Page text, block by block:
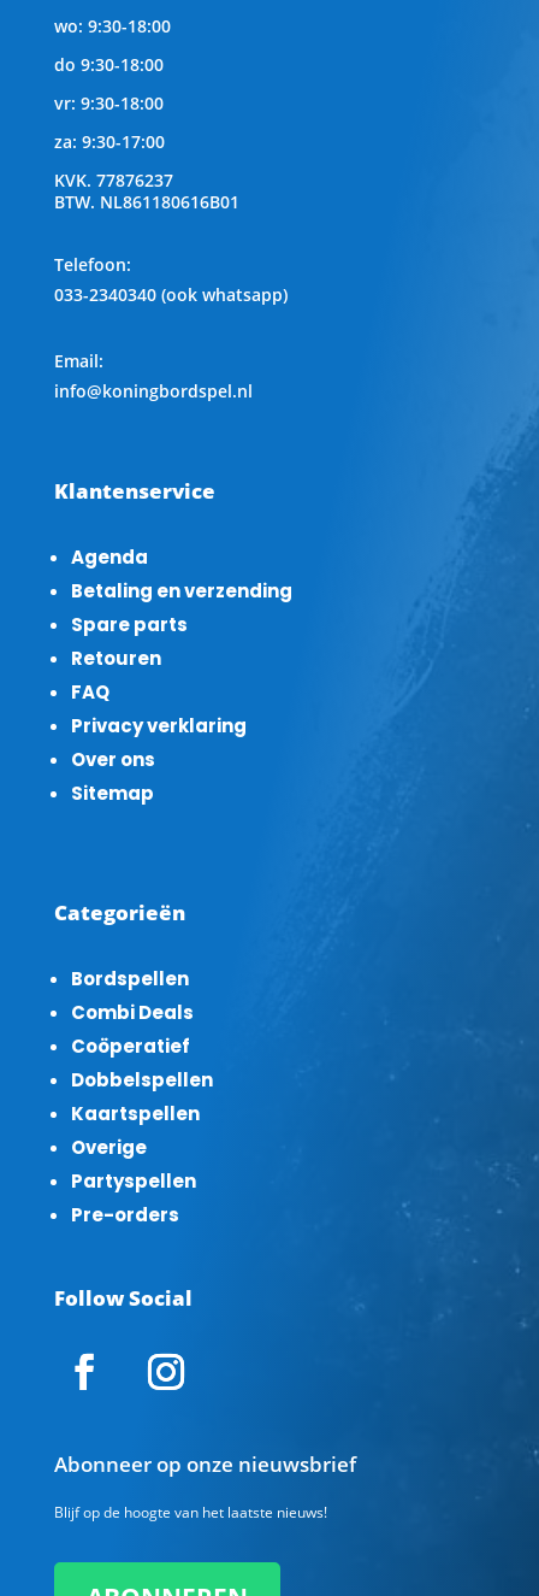
wo: 9:30-18:00
do 9:30-18:00
vr: 9:30-18:00
za: 9:30-17:00
KVK. 77876237
BTW. NL861180616B01
Telefoon:
033-2340340 (ook whatsapp)
Email:
info@koningbordspel.nl
Klantenservice
Agenda
Betaling en verzending
Spare parts
Retouren
FAQ
Privacy verklaring
Over ons
Sitemap
Categorieën
Bordspellen
Combi Deals
Coöperatief
Dobbelspellen
Kaartspellen
Overige
Partyspellen
Pre-orders
Follow Social
Abonneer op onze nieuwsbrief
Blijf op de hoogte van het laatste nieuws!